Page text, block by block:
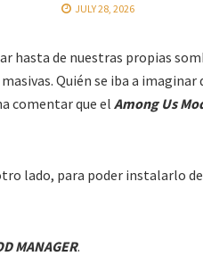
JULY 28, 2026
hasta de nuestras propias
Quién se iba a imaginar
comentar que el Among Us
lado, para poder instalarlo
MANAGER.